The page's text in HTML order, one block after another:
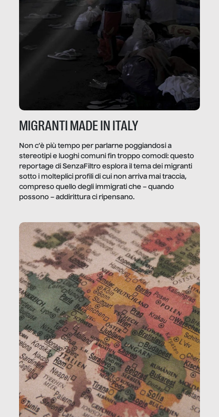
MIGRANTI MADE IN ITALY
Non c’è più tempo per parlarne poggiandosi a
stereotipi e luoghi comuni fin troppo comodi: questo
reportage di SenzaFiltro esplora il tema dei migranti
sotto i molteplici profili di cui non arriva mai traccia,
compreso quello degli immigrati che – quando
possono – addirittura ci ripensano.